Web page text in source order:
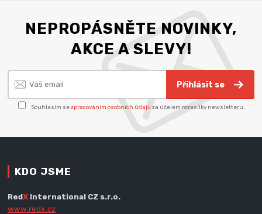
NEPROPÁSNĚTE NOVINKY,
AKCE A SLEVY!
Přihlásit se
Souhlasím sezpracováním osobních údajů za účelem rozesílky newsletteru.
KDO JSME
RedX International CZ s.r.o.
www.redx.cz